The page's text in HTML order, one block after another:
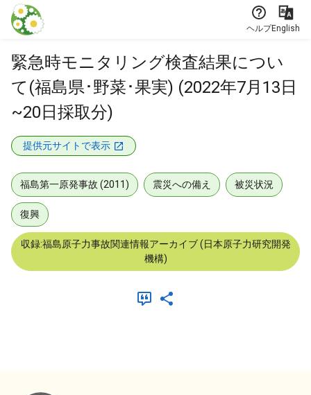
本文に飛ぶ
ヘルプEnglish
緊急時モニタリング検査結果につい
て(福島県･野菜･果実) (2022年7月13日
~20日採取分)
提供元サイトで表示
福島第一原発事故 (2011) 震災への備え 被災状況
復興
収録:福島原子力事故関連情報アーカイブ (日本原子力研究開発
機構)